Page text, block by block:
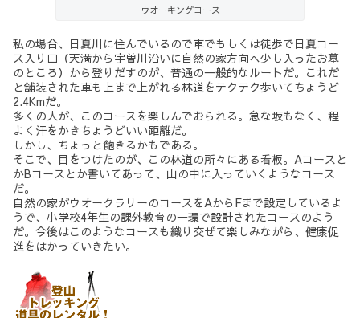
ウオーキングコース
私の場合、日夏川に住んでいるので車でもしくは徒歩で日夏コー
ス入り口（天満から宇曽川沿いに自然の家方向へ少し入ったお墓
のところ）から登りだすのが、普通の一般的なルートだ。これだ
と舗装された車も上まで上がれる林道をテクテク歩いてちょうど
2.4Kmだ。
多くの人が、このコースを楽しんでおられる。急な坂もなく、程
よく汗をかきちょうどいい距離だ。
しかし、ちょっと飽きるかもである。
そこで、目をつけたのが、この林道の所々にある看板。Aコースと
かBコースとか書いてあって、山の中に入っていくようなコース
だ。
自然の家がウオークラリーのコースをAからFまで設定しているよ
うで、小学校4年生の課外教育の一環で設計されたコースのよう
だ。今後はこのようなコースも織り交ぜて楽しみながら、健康促
進をはかっていきたい。